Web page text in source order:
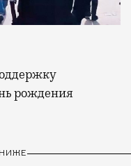
рождения